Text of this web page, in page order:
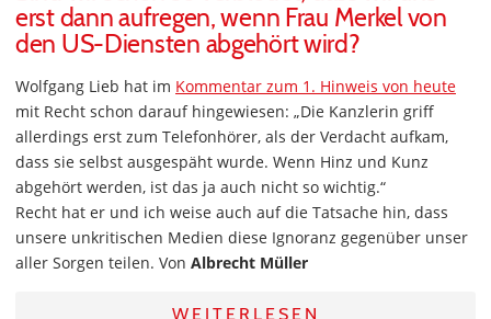
erst dann aufregen, wenn Frau Merkel von
den US-Diensten abgehört wird?
Wolfgang Lieb hat im Kommentar zum 1. Hinweis von heute
mit Recht schon darauf hingewiesen: „Die Kanzlerin griff
allerdings erst zum Telefonhörer, als der Verdacht aufkam,
dass sie selbst ausgespäht wurde. Wenn Hinz und Kunz
abgehört werden, ist das ja auch nicht so wichtig.“
Recht hat er und ich weise auch auf die Tatsache hin, dass
unsere unkritischen Medien diese Ignoranz gegenüber unser
aller Sorgen teilen. Von Albrecht Müller
WEITERLESEN